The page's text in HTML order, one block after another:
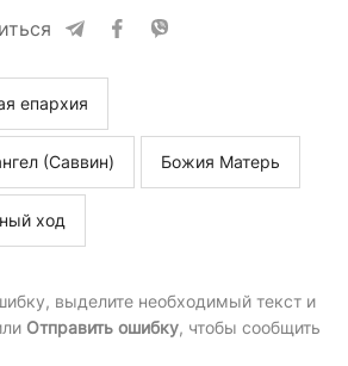
епархия
(Саввин) Божия Матерь
ход
выделите необходимый текст и
Отправить ошибку, чтобы сообщить